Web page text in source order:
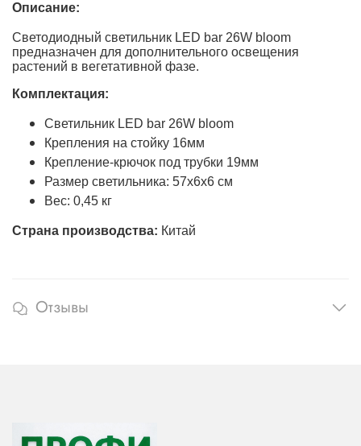
Описание:
Светодиодный светильник LED bar 26W bloom
предназначен для дополнительного освещения
растений в вегетативной фазе.
Комплектация:
Светильник LED bar 26W bloom
Крепления на стойку 16мм
Крепление-крючок под трубки 19мм
Размер светильника: 57х6х6 см
Вес: 0,45 кг
Страна производства: Китай
Отзывы